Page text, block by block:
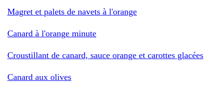
Magret et palets de navets à l'orange
Canard à l'orange minute
Croustillant de canard, sauce orange et carottes glacées
Canard aux olives